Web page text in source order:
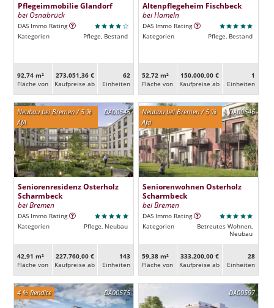
Pflegeimmobilie Glandorf
bei Osnabrück
DAS Immo Rating
Kategorien
Pflege, Bestand
92,74 m²
Fläche von
273.051,36 €
Kaufpreise ab
62
Ein­heiten
Altenpflegeheim Fischbeck
bei Hameln
DAS Immo Rating
Kategorien
Pflege, Bestand
52,72 m²
Fläche von
150.000,00 €
Kaufpreise ab
1
Ein­heiten
DA00645
Neubau bei Bremen / 5 %
AfA
Seniorenresidenz Osterholz
Scharmbeck
bei Bremen
DAS Immo Rating
Kategorien
Pflege, Neubau
42,91 m²
Fläche von
227.760,00 €
Kaufpreise ab
143
Ein­heiten
DA00646
Neubau bei Bremen / 5 %
Afa
Seniorenwohnen Osterholz
Scharmbeck
bei Bremen
DAS Immo Rating
Kategorien
Betreutes Wohnen,
Neubau
59,38 m²
Fläche von
333.200,00 €
Kaufpreise ab
28
Ein­heiten
DA00575
4 % Rendite DA00597